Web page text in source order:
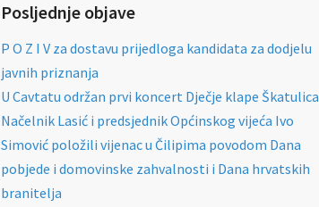
Posljednje objave
P O Z I V za dostavu prijedloga kandidata za dodjelu
javnih priznanja
U Cavtatu održan prvi koncert Dječje klape Škatulica
Načelnik Lasić i predsjednik Općinskog vijeća Ivo
Simović položili vijenac u Čilipima povodom Dana
pobjede i domovinske zahvalnosti i Dana hrvatskih
branitelja